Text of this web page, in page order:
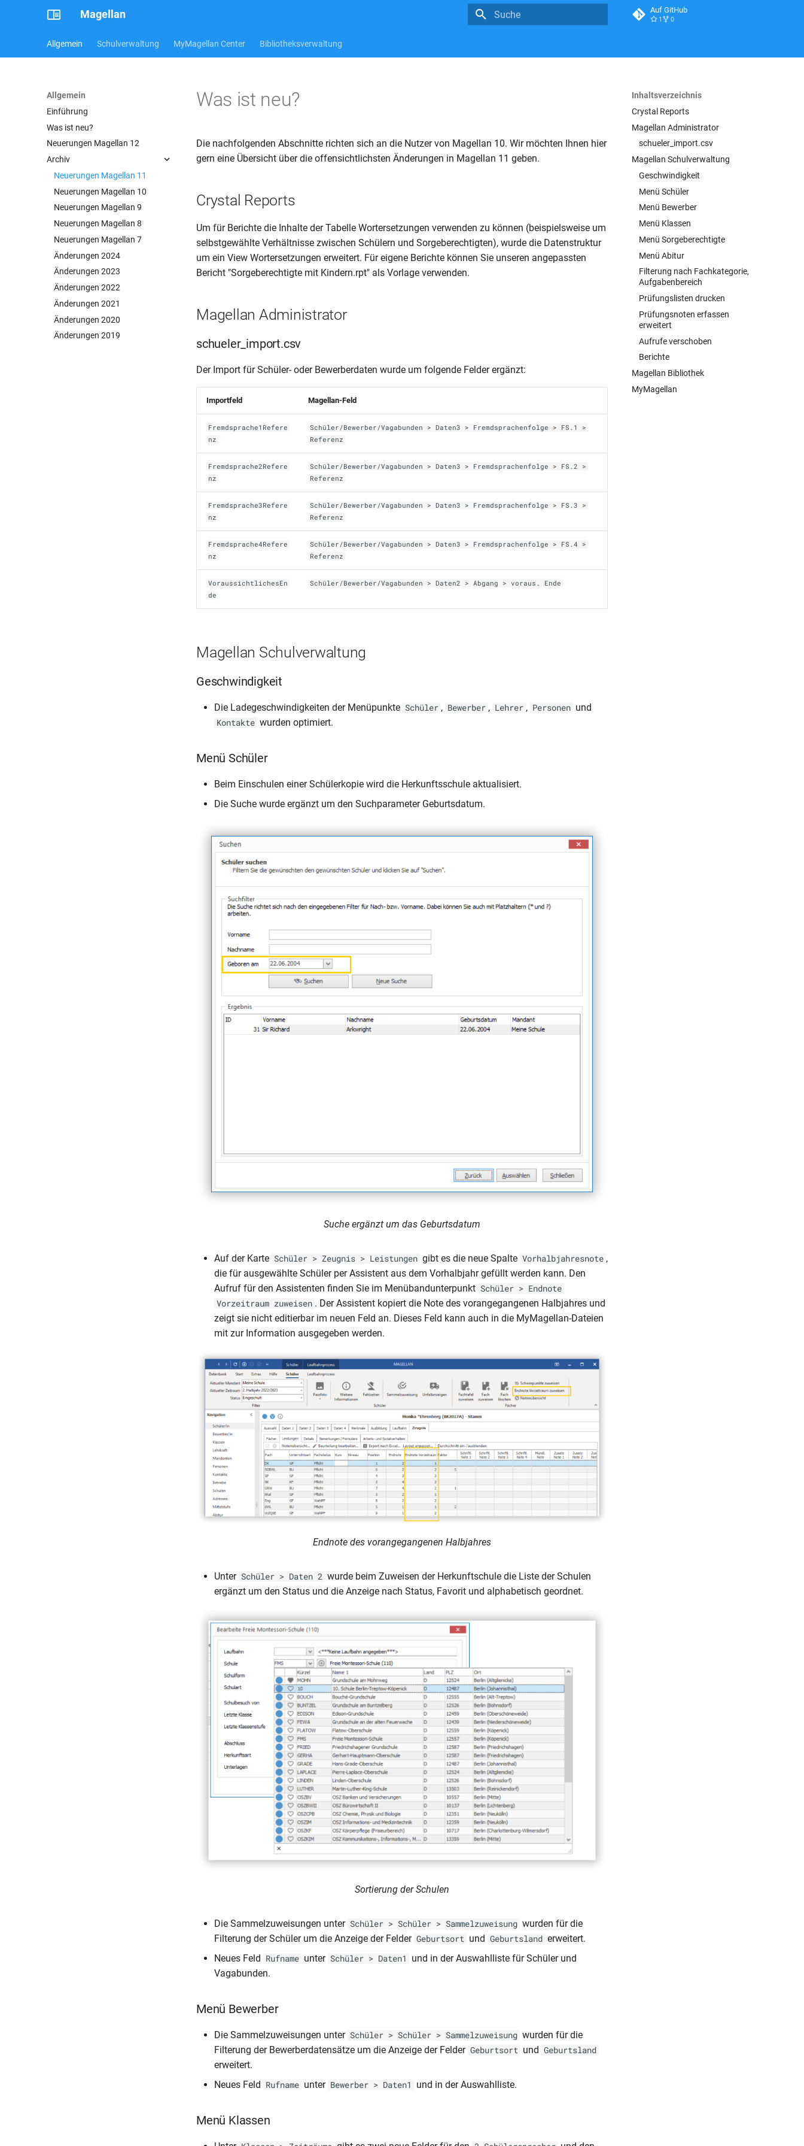
Magellan Auf GitHub
1 0
Allgemein Schulverwaltung MyMagellan Center Bibliotheksverwaltung
Allgemein
Einführung
Was ist neu?
Neuerungen Magellan 12
Archiv
Neuerungen Magellan 11
Neuerungen Magellan 10
Neuerungen Magellan 9
Neuerungen Magellan 8
Neuerungen Magellan 7
Änderungen 2024
Änderungen 2023
Änderungen 2022
Änderungen 2021
Änderungen 2020
Änderungen 2019
Inhaltsverzeichnis
Crystal Reports
Magellan Administrator
schueler_import.csv
Magellan Schulverwaltung
Geschwindigkeit
Menü Schüler
Menü Bewerber
Menü Klassen
Menü Sorgeberechtigte
Menü Abitur
Filterung nach Fachkategorie,
Aufgabenbereich
Prüfungslisten drucken
Prüfungsnoten erfassen
erweitert
Aufrufe verschoben
Berichte
Magellan Bibliothek
MyMagellan
Was ist neu?
Die nachfolgenden Abschnitte richten sich an die Nutzer von Magellan 10. Wir möchten Ihnen hier
gern eine Übersicht über die offensichtlichsten Änderungen in Magellan 11 geben.
Crystal Reports
Um für Berichte die Inhalte der Tabelle Wortersetzungen verwenden zu können (beispielsweise um
selbstgewählte Verhältnisse zwischen Schülern und Sorgeberechtigten), wurde die Datenstruktur
um ein View Wortersetzungen erweitert. Für eigene Berichte können Sie unseren angepassten
Bericht "Sorgeberechtigte mit Kindern.rpt" als Vorlage verwenden.
Magellan Administrator
schueler_import.csv
Der Import für Schüler- oder Bewerberdaten wurde um folgende Felder ergänzt:
Importfeld Magellan-Feld
Fremdsprache1Refere
nz
Schüler/Bewerber/Vagabunden > Daten3 > Fremdsprachenfolge > FS.1 >
Referenz
Fremdsprache2Refere
nz
Schüler/Bewerber/Vagabunden > Daten3 > Fremdsprachenfolge > FS.2 >
Referenz
Fremdsprache3Refere
nz
Schüler/Bewerber/Vagabunden > Daten3 > Fremdsprachenfolge > FS.3 >
Referenz
Fremdsprache4Refere
nz
Schüler/Bewerber/Vagabunden > Daten3 > Fremdsprachenfolge > FS.4 >
Referenz
VoraussichtlichesEn
de
Schüler/Bewerber/Vagabunden > Daten2 > Abgang > voraus. Ende
Magellan Schulverwaltung
Geschwindigkeit
Die Ladegeschwindigkeiten der Menüpunkte Schüler , Bewerber , Lehrer , Personen und
Kontakte wurden optimiert.
Menü Schüler
Beim Einschulen einer Schülerkopie wird die Herkunftsschule aktualisiert.
Die Suche wurde ergänzt um den Suchparameter Geburtsdatum.
Suche ergänzt um das Geburtsdatum
Auf der Karte Schüler > Zeugnis > Leistungen gibt es die neue Spalte Vorhalbjahresnote ,
die für ausgewählte Schüler per Assistent aus dem Vorhalbjahr gefüllt werden kann. Den
Aufruf für den Assistenten finden Sie im Menübandunterpunkt Schüler > Endnote
Vorzeitraum zuweisen . Der Assistent kopiert die Note des vorangegangenen Halbjahres und
zeigt sie nicht editierbar im neuen Feld an. Dieses Feld kann auch in die MyMagellan-Dateien
mit zur Information ausgegeben werden.
Endnote des vorangegangenen Halbjahres
Unter Schüler > Daten 2 wurde beim Zuweisen der Herkunftschule die Liste der Schulen
ergänzt um den Status und die Anzeige nach Status, Favorit und alphabetisch geordnet.
Sortierung der Schulen
Die Sammelzuweisungen unter Schüler > Schüler > Sammelzuweisung wurden für die
Filterung der Schüler um die Anzeige der Felder Geburtsort und Geburtsland erweitert.
Neues Feld Rufname unter Schüler > Daten1
und in der Auswahlliste für Schüler und
Vagabunden.
Menü Bewerber
Die Sammelzuweisungen unter Schüler > Schüler > Sammelzuweisung wurden für die
Filterung der Bewerberdatensätze um die Anzeige der Felder Geburtsort und Geburtsland
erweitert.
Neues Feld Rufname unter Bewerber > Daten1 und in der Auswahlliste.
Menü Klassen